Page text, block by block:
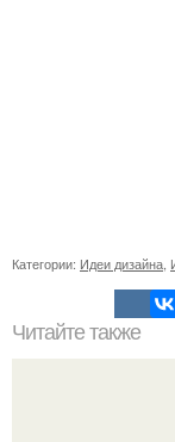
Категории: Идеи дизайна
Читайте также